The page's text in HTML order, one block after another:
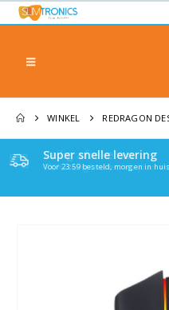
WINKEL REDRAGON
Veilig afrekenen
100% Veilig betalen, via jouw
Super snelle levering
Voor 23:59 besteld, morgen in huis